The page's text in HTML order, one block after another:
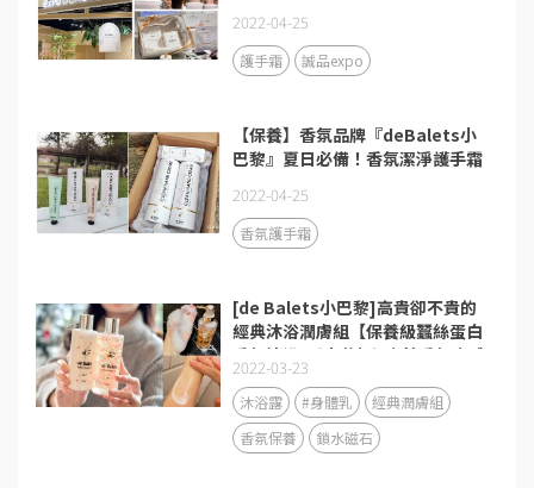
2022-04-25
護手霜 誠品expo
【保養】香氛品牌『deBalets小
巴黎』夏日必備！香氛潔淨護手霜
2022-04-25
香氛護手霜
[de Balets小巴黎]高貴卻不貴的
經典沐浴潤膚組【保養級蠶絲蛋白
香氛沐浴露(小花粉)/金萃香氛身體
乳(小金粉)】禮物首選
2022-03-23
沐浴露 #身體乳
經典潤膚組
香氛保養
鎖水磁石